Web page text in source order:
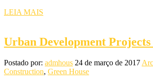
LEIA MAIS
Urban Development
Postado por: admhous 24 de março de 2017
Construction, Green House